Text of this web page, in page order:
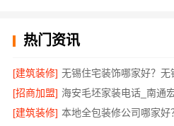
热门资讯
[建筑装修]
[招商加盟] 海安毛坯家装电话_南通
[建筑装修] 本地全包装修公司哪家